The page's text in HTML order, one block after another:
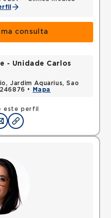
consulta
este perfil
- Unidade Carlos
Jardim Aquarius, Sao
•
Mapa